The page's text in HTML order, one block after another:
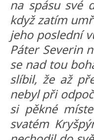
na spásu své
když zatím
jeho poslední
Páter Severin
se nad tou
slíbil, že až
nebyl při
si pěkné
svatém